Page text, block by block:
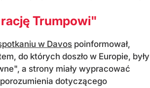
Trumpowi"
w Davos poinformował,
do których doszło w Europie, były
a strony miały wypracować
dotyczącego